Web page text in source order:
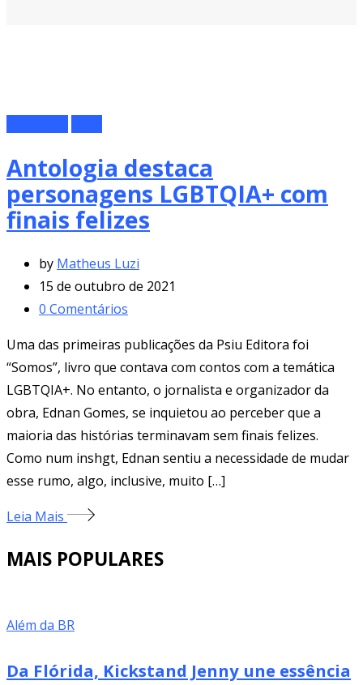
Antologia destaca
personagens LGBTQIA+ com
finais felizes
by Matheus Luzi
15 de outubro de 2021
0 Comentários
Uma das primeiras publicações da Psiu Editora foi
“Somos”, livro que contava com contos com a temática
LGBTQIA+. No entanto, o jornalista e organizador da
obra, Ednan Gomes, se inquietou ao perceber que a
maioria das histórias terminavam sem finais felizes.
Como num inshgt, Ednan sentiu a necessidade de mudar
esse rumo, algo, inclusive, muito […]
Leia Mais
MAIS POPULARES
Além da BR
Da Flórida, Kickstand Jenny une essência